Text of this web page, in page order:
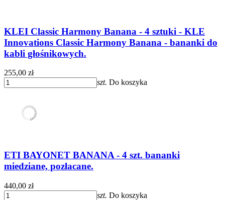
KLEI Classic Harmony Banana - 4 sztuki - KLE
Innovations Classic Harmony Banana - bananki do
kabli głośnikowych.
255,00 zł
szt. Do koszyka
ETI BAYONET BANANA - 4 szt. bananki
miedziane, pozłacane.
440,00 zł
szt. Do koszyka